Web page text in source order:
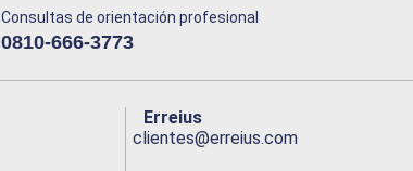
Consultas de orientación profesional
0810-666-3773
Erreius
clientes@erreius.com